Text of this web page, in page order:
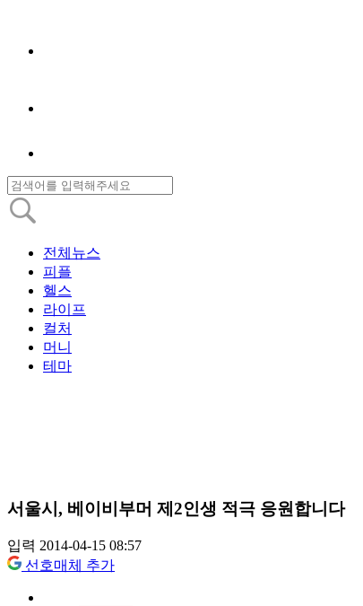
전체뉴스
피플
헬스
라이프
컬처
머니
테마
서울시, 베이비부머 제2인생 적극 응원합니다
입력 2014-04-15 08:57
선호매체 추가